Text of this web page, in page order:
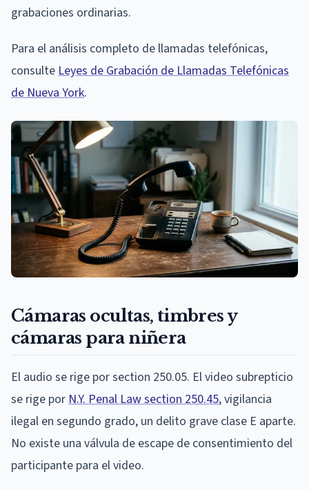
grabaciones ordinarias.
Para el análisis completo de llamadas telefónicas,
consulte Leyes de Grabación de Llamadas Telefónicas
de Nueva York.
Cámaras ocultas, timbres y
cámaras para niñera
El audio se rige por section 250.05. El video subrepticio
se rige por N.Y. Penal Law section 250.45, vigilancia
ilegal en segundo grado, un delito grave clase E aparte.
No existe una válvula de escape de consentimiento del
participante para el video.